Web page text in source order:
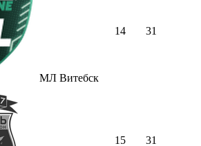
МЛ Витебск
14 31
15 31